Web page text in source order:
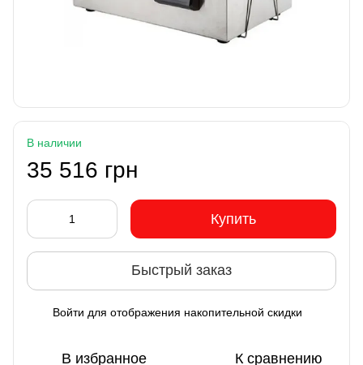
В наличии
35 516 грн
Купить
Быстрый заказ
Войти для отображения накопительной скидки
В избранное К сравнению